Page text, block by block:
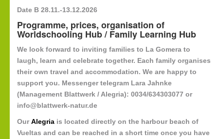
Date B 28.11.-13.12.2026
Programme, prices, organisation of
Worldschooling Hub / Family Learning Hub
We look forward to inviting families to La Gomera to
laugh, learn and celebrate together. Each family organises
their own travel and accommodation. We are happy to
support you. Messenger telegram Lara Jahnke
(Management Blattwerk / Alegria): 0034/634303077 or
info@blattwerk-natur.de
OurAlegria is located directly on the harbour beach of
Vueltas and can be reached in a short time once you have